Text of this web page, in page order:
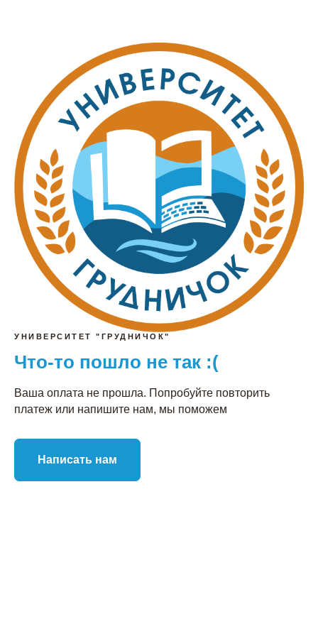
УНИВЕРСИТЕТ "ГРУДНИЧОК"
Что-то пошло не так :(
Ваша оплата не прошла. Попробуйте повторить
платеж или напишите нам, мы поможем
Написать нам